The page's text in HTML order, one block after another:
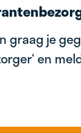
graag je
en